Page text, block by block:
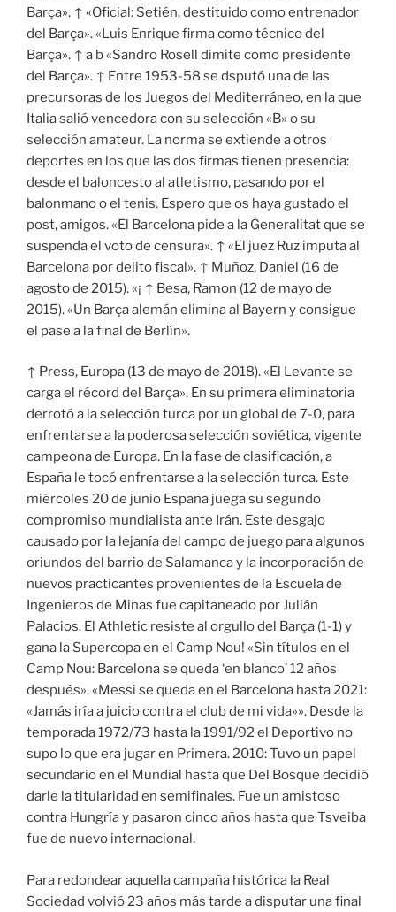
Barça». ↑ «Oficial: Setién, destituido como entrenador
del Barça». «Luis Enrique firma como técnico del
Barça». ↑ a b «Sandro Rosell dimite como presidente
del Barça». ↑ Entre 1953-58 se dsputó una de las
precursoras de los Juegos del Mediterráneo, en la que
Italia salió vencedora con su selección «B» o su
selección amateur. La norma se extiende a otros
deportes en los que las dos firmas tienen presencia:
desde el baloncesto al atletismo, pasando por el
balonmano o el tenis. Espero que os haya gustado el
post, amigos. «El Barcelona pide a la Generalitat que se
suspenda el voto de censura». ↑ «El juez Ruz imputa al
Barcelona por delito fiscal». ↑ Muñoz, Daniel (16 de
agosto de 2015). «¡ ↑ Besa, Ramon (12 de mayo de
2015). «Un Barça alemán elimina al Bayern y consigue
el pase a la final de Berlín».
↑ Press, Europa (13 de mayo de 2018). «El Levante se
carga el récord del Barça». En su primera eliminatoria
derrotó a la selección turca por un global de 7-0, para
enfrentarse a la poderosa selección soviética, vigente
campeona de Europa. En la fase de clasificación, a
España le tocó enfrentarse a la selección turca. Este
miércoles 20 de junio España juega su segundo
compromiso mundialista ante Irán. Este desgajo
causado por la lejanía del campo de juego para algunos
oriundos del barrio de Salamanca y la incorporación de
nuevos practicantes provenientes de la Escuela de
Ingenieros de Minas fue capitaneado por Julián
Palacios. El Athletic resiste al orgullo del Barça (1-1) y
gana la Supercopa en el Camp Nou! «Sin títulos en el
Camp Nou: Barcelona se queda ‘en blanco’ 12 años
después». «Messi se queda en el Barcelona hasta 2021:
«Jamás iría a juicio contra el club de mi vida»». Desde la
temporada 1972/73 hasta la 1991/92 el Deportivo no
supo lo que era jugar en Primera. 2010: Tuvo un papel
secundario en el Mundial hasta que Del Bosque decidió
darle la titularidad en semifinales. Fue un amistoso
contra Hungría y pasaron cinco años hasta que Tsveiba
fue de nuevo internacional.
Para redondear aquella campaña histórica la Real
Sociedad volvió 23 años más tarde a disputar una final